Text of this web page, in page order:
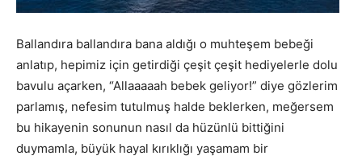
Ballandıra ballandıra bana aldığı o muhteşem bebeği
anlatıp, hepimiz için getirdiği çeşit çeşit hediyelerle dolu
bavulu açarken, “Allaaaaah bebek geliyor!” diye gözlerim
parlamış, nefesim tutulmuş halde beklerken, meğersem
bu hikayenin sonunun nasıl da hüzünlü bittiğini
duymamla, büyük hayal kırıklığı yaşamam bir